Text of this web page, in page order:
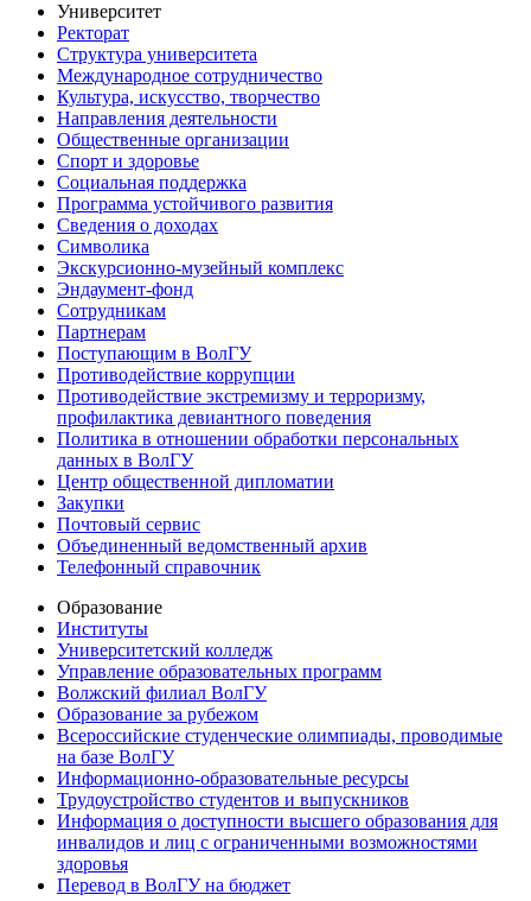
Университет
Ректорат
Структура университета
Международное сотрудничество
Культура, искусство, творчество
Направления деятельности
Общественные организации
Спорт и здоровье
Социальная поддержка
Программа устойчивого развития
Сведения о доходах
Символика
Экскурсионно-музейный комплекс
Эндаумент-фонд
Сотрудникам
Партнерам
Поступающим в ВолГУ
Противодействие коррупции
Противодействие экстремизму и терроризму,
профилактика девиантного поведения
Политика в отношении обработки персональных
данных в ВолГУ
Центр общественной дипломатии
Закупки
Почтовый сервис
Объединенный ведомственный архив
Телефонный справочник
Образование
Институты
Университетский колледж
Управление образовательных программ
Волжский филиал ВолГУ
Образование за рубежом
Всероссийские студенческие олимпиады, проводимые
на базе ВолГУ
Информационно-образовательные ресурсы
Трудоустройство студентов и выпускников
Информация о доступности высшего образования для
инвалидов и лиц с ограниченными возможностями
здоровья
Перевод в ВолГУ на бюджет